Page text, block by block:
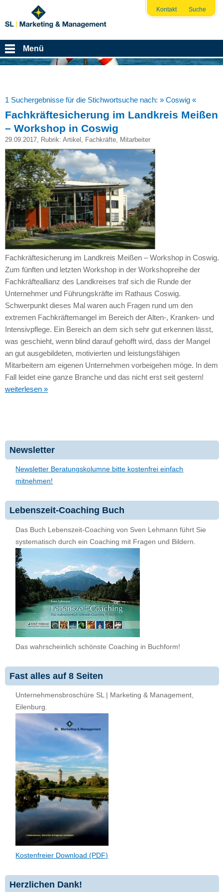
Kontakt Suche
Menü
1 Suchergebnisse für die Stichwortsuche nach: » Coswig «
Fachkräftesicherung im Landkreis Meißen
– Workshop in Coswig
29.09.2017, Rubrik: Artikel , Fachkräfte, Mitarbeiter
Fachkräftesicherung im Landkreis Meißen – Workshop in Coswig.
Zum fünften und letzten Workshop in der Workshopreihe der
Fachkräfteallianz des Landkreises traf sich die Runde der
Unternehmer und Führungskräfte im Rathaus Coswig.
Schwerpunkt dieses Mal waren auch Fragen rund um den
extremen Fachkräftemangel im Bereich der Alten-, Kranken- und
Intensivpflege. Ein Bereich an dem sich sehr gut erkennen lässt,
was geschieht, wenn blind darauf gehofft wird, dass der Mangel
an gut ausgebildeten, motivierten und leistungsfähigen
Mitarbeitern am eigenen Unternehmen vorbeigehen möge. In dem
Fall leidet eine ganze Branche und das nicht erst seit gestern!
weiterlesen »
Newsletter
Newsletter Beratungskolumne bitte kostenfrei einfach
mitnehmen!
Lebenszeit-Coaching Buch
Das Buch Lebenszeit-Coaching von Sven Lehmann führt Sie
systematisch durch ein Coaching mit Fragen und Bildern.
Das wahrscheinlich schönste Coaching in Buchform!
Fast alles auf 8 Seiten
Unternehmensbroschüre SL | Marketing & Management,
Eilenburg.
Kostenfreier Download (PDF)
Herzlichen Dank!